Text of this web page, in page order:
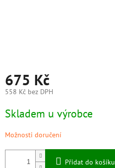
675 Kč
558 Kč bez DPH
cena:
Skladem u výrobce
Možnosti doručení
Přidat do košíku